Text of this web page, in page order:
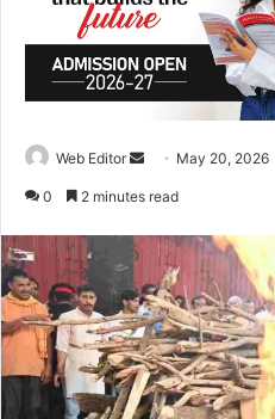
Web Editor
n
e
m
a
May 20, 2026
0 2 minutes read